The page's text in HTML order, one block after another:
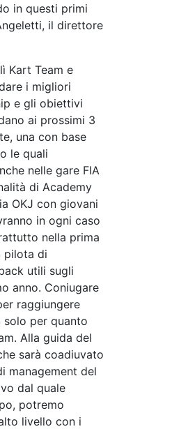
in questi primi
il direttore
Kart Team e
i migliori
e gli obiettivi
ai prossimi 3
una con base
le quali
nelle gare FIA
di Academy
OKJ con giovani
in ogni caso
nella prima
pilota di
utili sugli
anno. Coniugare
raggiungere
solo per quanto
Alla guida del
sarà coadiuvato
management del
dal quale
potremo
livello con i